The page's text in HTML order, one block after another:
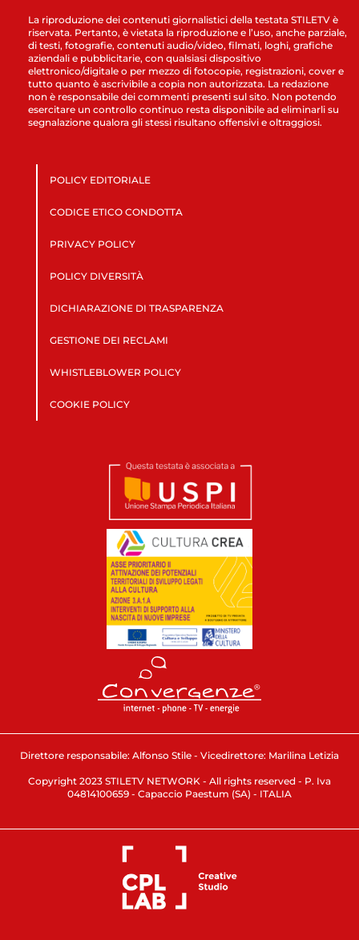
La riproduzione dei contenuti giornalistici della testata STILETV è
riservata. Pertanto, è vietata la riproduzione e l’uso, anche parziale,
di testi, fotografie, contenuti audio/video, filmati, loghi, grafiche
aziendali e pubblicitarie, con qualsiasi dispositivo
elettronico/digitale o per mezzo di fotocopie, registrazioni, cover e
tutto quanto è ascrivibile a copia non autorizzata. La redazione
non è responsabile dei commenti presenti sul sito. Non potendo
esercitare un controllo continuo resta disponibile ad eliminarli su
segnalazione qualora gli stessi risultano offensivi e oltraggiosi.
POLICY EDITORIALE
CODICE ETICO CONDOTTA
PRIVACY POLICY
POLICY DIVERSITÀ
DICHIARAZIONE DI TRASPARENZA
GESTIONE DEI RECLAMI
WHISTLEBLOWER POLICY
COOKIE POLICY
Direttore responsabile: Alfonso Stile - Vicedirettore: Marilina Letizia
Copyright 2023 STILETV NETWORK - All rights reserved - P. Iva
04814100659 - Capaccio Paestum (SA) - ITALIA